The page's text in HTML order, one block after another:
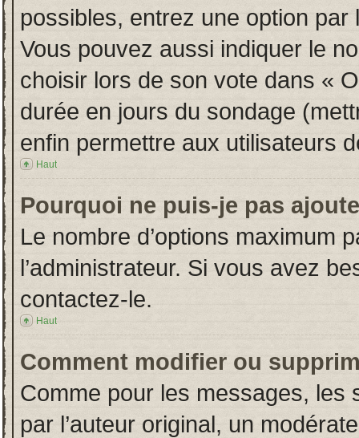
possibles, entrez une option
Vous pouvez aussi indiquer le
choisir lors de son vote dans «
durée en jours du sondage
enfin permettre aux utilisateurs
Haut
Pourquoi ne puis-je pas
Le nombre d’options maximum
l’administrateur. Si vous avez
contactez-le.
Haut
Comment modifier ou
Comme pour les messages, les
par l’auteur original, un